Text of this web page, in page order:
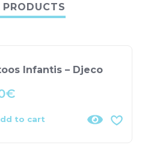
Infantis – Djeco
€
to cart